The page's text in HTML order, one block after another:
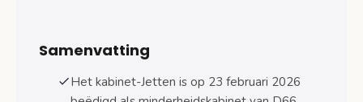
Economische Zaken en Klimaat
Financiën en Sociale Zaken
Samenvatting
Het kabinet-Jetten is op 23 februari 2026